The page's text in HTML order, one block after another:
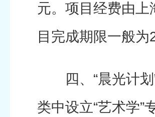
元。项目经费由
目完成期限一般为
四、“晨光计划”
类中设立“艺术学”